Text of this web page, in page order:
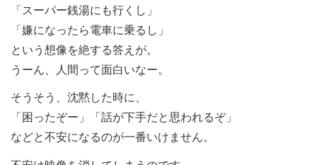
「スーパー銭湯にも行くし」
「嫌になったら電車に乗るし」
という想像を絶する答えが。
うーん、人間って面白いなー。
そうそう、沈黙した時に、
「困ったぞー」「話が下手だと思われるぞ」
などと不安になるのが一番いけません。